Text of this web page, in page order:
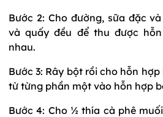
Bước 2: Cho đường, sữa đặc
và quấy đều để thu được
nhau.
Bước 3: Rây bột rồi cho hỗn
từ từng phần một vào hỗn hợp
Bước 4: Cho ½ thía cà phê